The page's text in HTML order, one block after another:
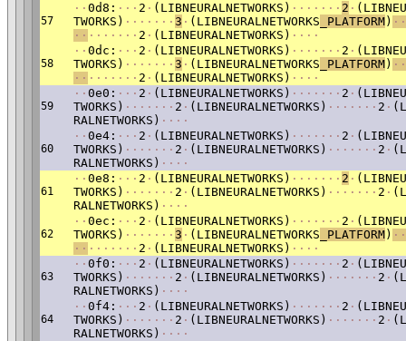
57
· · 0d8: · · · 2 · (LIBNEURALNETWORKS) · · · · · · · 2 ·
TWORKS) · · · · · · · 3 · (LIBNEURALNETWORKS _PLATFORM) · ·
· · · · · · · · · 2 · (LIBNEURALNETWORKS) · · · ·
58
· · 0dc: · · · 2 · (LIBNEURALNETWORKS) · · · · · · · 2 ·
TWORKS) · · · · · · · 3 · (LIBNEURALNETWORKS _PLATFORM) · ·
· · · · · · · · · 2 · (LIBNEURALNETWORKS) · · · ·
59
· · 0e0: · · · 2 · (LIBNEURALNETWORKS) · · · · · · · 2 ·
TWORKS) · · · · · · · 2 · (LIBNEURALNETWORKS) · · · · · · · 2 ·
RALNETWORKS) · · · ·
60
· · 0e4: · · · 2 · (LIBNEURALNETWORKS) · · · · · · · 2 ·
TWORKS) · · · · · · · 2 · (LIBNEURALNETWORKS) · · · · · · · 2 ·
RALNETWORKS) · · · ·
61
· · 0e8: · · · 2 · (LIBNEURALNETWORKS) · · · · · · · 2 ·
TWORKS) · · · · · · · 2 · (LIBNEURALNETWORKS) · · · · · · · 2 ·
RALNETWORKS) · · · ·
62
· · 0ec: · · · 2 · (LIBNEURALNETWORKS) · · · · · · · 2 ·
TWORKS) · · · · · · · 3 · (LIBNEURALNETWORKS _PLATFORM) · ·
· · · · · · · · · 2 · (LIBNEURALNETWORKS) · · · ·
63
· · 0f0: · · · 2 · (LIBNEURALNETWORKS) · · · · · · · 2 ·
TWORKS) · · · · · · · 2 · (LIBNEURALNETWORKS) · · · · · · · 2 ·
RALNETWORKS) · · · ·
64
· · 0f4: · · · 2 · (LIBNEURALNETWORKS) · · · · · · · 2 ·
TWORKS) · · · · · · · 2 · (LIBNEURALNETWORKS) · · · · · · · 2 ·
RALNETWORKS) · · · ·